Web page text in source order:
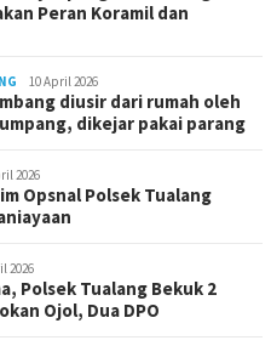
Peran Koramil dan
10 April 2026
diusir dari rumah oleh
dikejar pakai parang
2026
Opsnal Polsek Tualang
2026
Polsek Tualang Bekuk 2
Ojol, Dua DPO